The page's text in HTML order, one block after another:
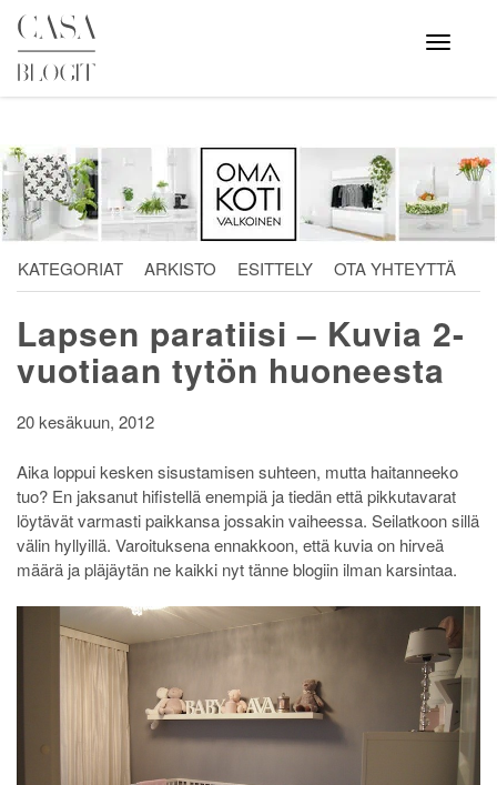
Skip
content
Avaa
valikko
KATEGORIAT ARKISTO ESITTELY OTA YHTEYTTÄ
Lapsen paratiisi – Kuvia 2-
vuotiaan tytön huoneesta
20 kesäkuun, 2012
Aika loppui kesken sisustamisen suhteen, mutta haitanneeko
tuo? En jaksanut hifistellä enempiä ja tiedän että pikkutavarat
löytävät varmasti paikkansa jossakin vaiheessa. Seilatkoon sillä
välin hyllyillä. Varoituksena ennakkoon, että kuvia on hirveä
määrä ja pläjäytän ne kaikki nyt tänne blogiin ilman karsintaa.